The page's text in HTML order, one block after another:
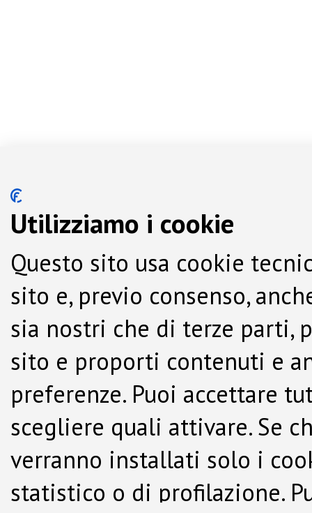
Utilizziamo i cookie
Questo sito usa cookie
sito e, previo consenso,
sia nostri che di terze parti,
sito e proporti contenuti e
preferenze. Puoi accettare
scegliere quali attivare. Se
verranno installati solo i
statistico o di profilazione.